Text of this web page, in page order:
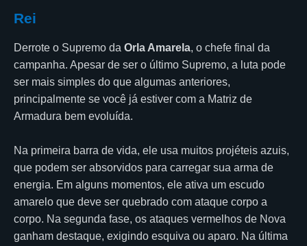
Rei
Derrote o Supremo da Orla Amarela, o chefe final da
campanha. Apesar de ser o último Supremo, a luta pode
ser mais simples do que algumas anteriores,
principalmente se você já estiver com a Matriz de
Armadura bem evoluída.
Na primeira barra de vida, ele usa muitos projéteis azuis,
que podem ser absorvidos para carregar sua arma de
energia. Em alguns momentos, ele ativa um escudo
amarelo que deve ser quebrado com ataque corpo a
corpo. Na segunda fase, os ataques vermelhos de Nova
ganham destaque, exigindo esquiva ou aparo. Na última